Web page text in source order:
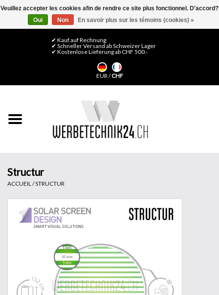
0 Articles - CHF 0,00
✔ Kauf auf Rechnung
✔ Schneller Versand ab Schweizer Lager
✔ Kostenlose Lieferung ab CHF 500.-
EUR/CHF
Films de décoration
Finitions & Montage
Structur
ACCUEIL /STRUCTUR
Veuillez accepter les cookies afin de rendre ce site plus fonctionnel. D'accord?
Oui
Non En savoir plus sur les témoins (cookies) »